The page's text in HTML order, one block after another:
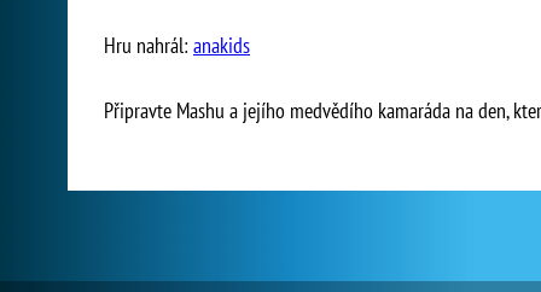
Hru nahrál: anakids
Připravte Mashu a jejího medvědího kamaráda na den,